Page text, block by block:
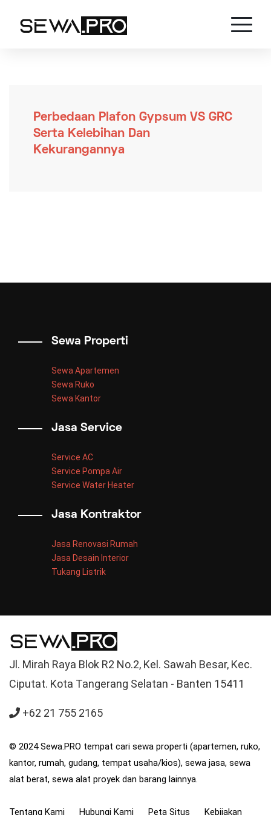
Perbedaan Plafon Gypsum VS GRC
Serta Kelebihan Dan
Kekurangannya
Sewa Properti
Sewa Apartemen
Sewa Ruko
Sewa Kantor
Jasa Service
Service AC
Service Pompa Air
Service Water Heater
Jasa Kontraktor
Jasa Renovasi Rumah
Jasa Desain Interior
Tukang Listrik
Jl. Mirah Raya Blok R2 No.2, Kel. Sawah Besar, Kec.
Ciputat. Kota Tangerang Selatan - Banten 15411
+62 21 755 2165
© 2024 Sewa.PRO tempat cari sewa properti (apartemen, ruko,
kantor, rumah, gudang, tempat usaha/kios), sewa jasa, sewa
alat berat, sewa alat proyek dan barang lainnya.
Tentang Kami Hubungi Kami Peta Situs Kebijakan